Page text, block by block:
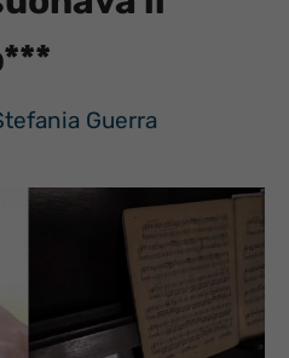
Guerra